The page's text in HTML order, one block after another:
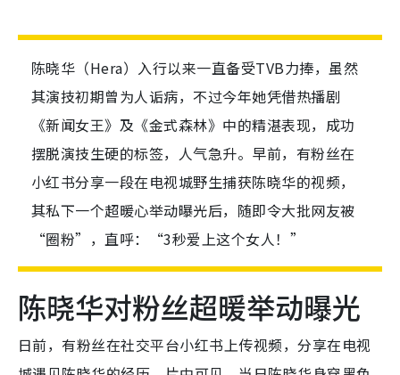
陈晓华（Hera）入行以来一直备受TVB力捧，虽然
其演技初期曾为人诟病，不过今年她凭借热播剧
《新闻女王》及《金式森林》中的精湛表现，成功
摆脱演技生硬的标签，人气急升。早前，有粉丝在
小红书分享一段在电视城野生捕获陈晓华的视频，
其私下一个超暖心举动曝光后，随即令大批网友被
“圈粉”，直呼：“3秒爱上这个女人！”
陈晓华对粉丝超暖举动曝光
日前，有粉丝在社交平台小红书上传视频，分享在电视